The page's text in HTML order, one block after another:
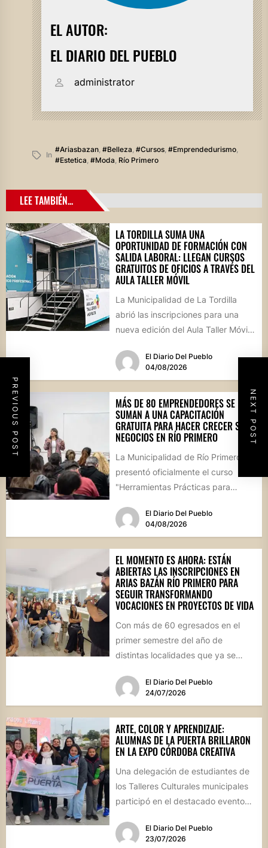
EL AUTOR:
EL DIARIO DEL PUEBLO
administrator
In
#ariasbazan, #belleza, #cursos, #emprendedurismo,
#estetica, #moda, Río Primero
PREVIOUS POST NEXT POST
LEE TAMBIÉN...
LA TORDILLA SUMA UNA
OPORTUNIDAD DE FORMACIÓN CON
SALIDA LABORAL: LLEGAN CURSOS
GRATUITOS DE OFICIOS A TRAVÉS DEL
AULA TALLER MÓVIL
La Municipalidad de La Tordilla
abrió las inscripciones para una
nueva edición del Aula Taller Móvil
El Diario Del Pueblo
04/08/2026
MÁS DE 80 EMPRENDEDORES SE
SUMAN A UNA CAPACITACIÓN
GRATUITA PARA HACER CRECER SUS
NEGOCIOS EN RÍO PRIMERO
La Municipalidad de Río Primero
presentó oficialmente el curso
"Herramientas Prácticas para
destinada a emprendedores,...
El Diario Del Pueblo
04/08/2026
EL MOMENTO ES AHORA: ESTÁN
ABIERTAS LAS INSCRIPCIONES EN
ARIAS BAZÁN RÍO PRIMERO PARA
SEGUIR TRANSFORMANDO
VOCACIONES EN PROYECTOS DE VIDA
Con más de 60 egresados en el
primer semestre del año de
distintas localidades que ya se
El Diario Del Pueblo
24/07/2026
ARTE, COLOR Y APRENDIZAJE:
ALUMNAS DE LA PUERTA BRILLARON
EN LA EXPO CÓRDOBA CREATIVA
Una delegación de estudiantes de
los Talleres Culturales municipales
participó en el destacado evento
cordobesa,...El Diario Del Pueblo
23/07/2026